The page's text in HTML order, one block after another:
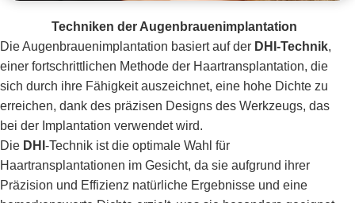
Techniken der Augenbrauenimplantation
Die Augenbrauenimplantation basiert auf der DHI-Technik,
einer fortschrittlichen Methode der Haartransplantation, die
sich durch ihre Fähigkeit auszeichnet, eine hohe Dichte zu
erreichen, dank des präzisen Designs des Werkzeugs, das
bei der Implantation verwendet wird.
Die DHI -Technik ist die optimale Wahl für
Haartransplantationen im Gesicht, da sie aufgrund ihrer
Präzision und Effizienz natürliche Ergebnisse und eine